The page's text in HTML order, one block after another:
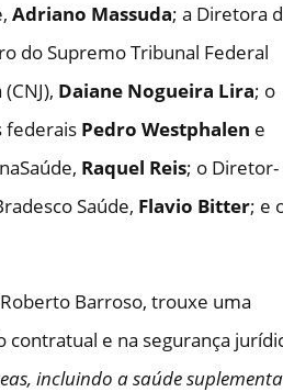
Adriano Massuda; a Diretora
do Supremo Tribunal Federal
Daiane Nogueira Lira; o
federais Pedro Westphalen e
Raquel Reis; o Diretor-
Saúde, Flavio Bitter; e
Barroso, trouxe uma
e na segurança
incluindo a saúde